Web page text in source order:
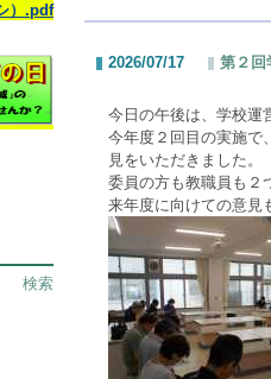
）.pdf
検索
2026/07/17 第２回
今日の午後は、学校運
今年度２回目の実施で
見をいただきました。
委員の方も教職員も２
来年度に向けての意見